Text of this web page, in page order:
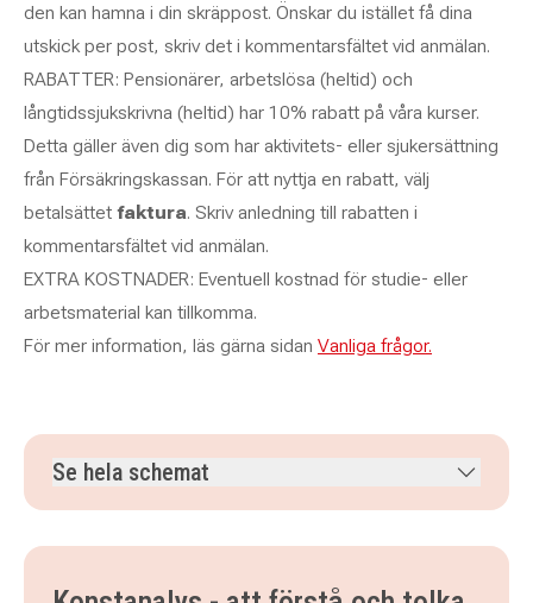
den kan hamna i din skräppost. Önskar du istället få dina
utskick per post, skriv det i kommentarsfältet vid anmälan.
RABATTER: Pensionärer, arbetslösa (heltid) och
långtidssjukskrivna (heltid) har 10% rabatt på våra kurser.
Detta gäller även dig som har aktivitets- eller sjukersättning
från Försäkringskassan. För att nyttja en rabatt, välj
betalsättet faktura. Skriv anledning till rabatten i
kommentarsfältet vid anmälan.
EXTRA KOSTNADER: Eventuell kostnad för studie- eller
arbetsmaterial kan tillkomma.
För mer information, läs gärna sidan Vanliga frågor.
Se hela schemat
tisdag 13 oktober 2026klockan 14.00–16.30